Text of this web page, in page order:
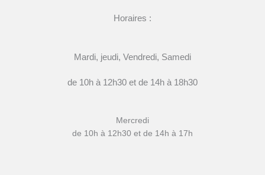
Horaires :
Mardi, jeudi, Vendredi, Samedi
de 10h à 12h30 et de 14h à 18h30
Mercredi
de 10h à 12h30 et de 14h à 17h